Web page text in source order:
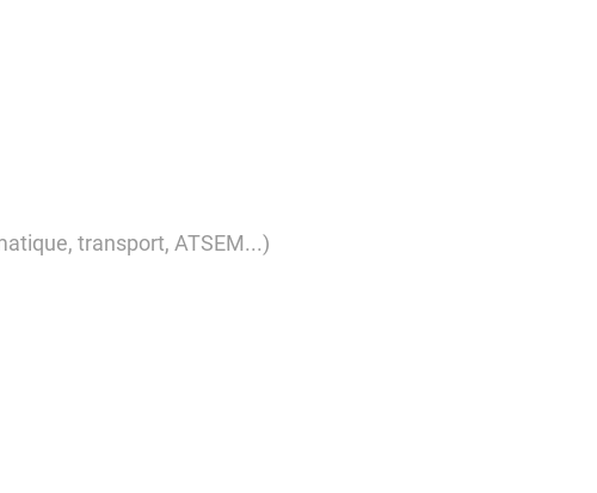
transport, ATSEM...)